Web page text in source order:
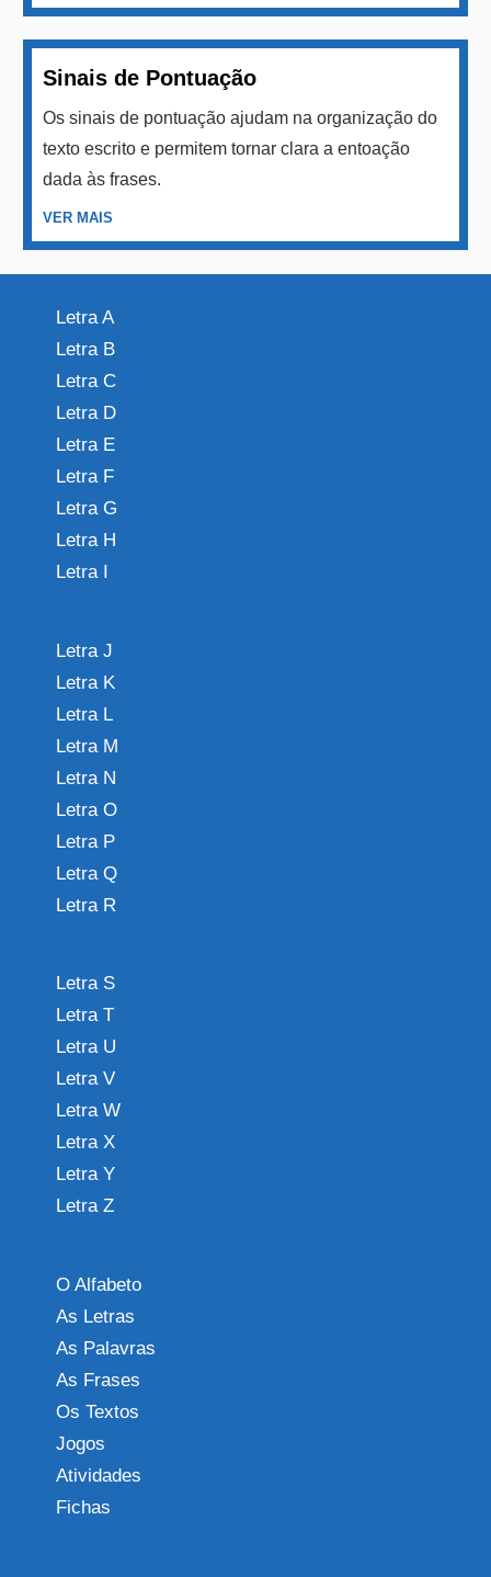
Sinais de Pontuação
Os sinais de pontuação ajudam na organização do
texto escrito e permitem tornar clara a entoação
dada às frases.
VER MAIS
Letra A
Letra B
Letra C
Letra D
Letra E
Letra F
Letra G
Letra H
Letra I
Letra J
Letra K
Letra L
Letra M
Letra N
Letra O
Letra P
Letra Q
Letra R
Letra S
Letra T
Letra U
Letra V
Letra W
Letra X
Letra Y
Letra Z
O Alfabeto
As Letras
As Palavras
As Frases
Os Textos
Jogos
Atividades
Fichas